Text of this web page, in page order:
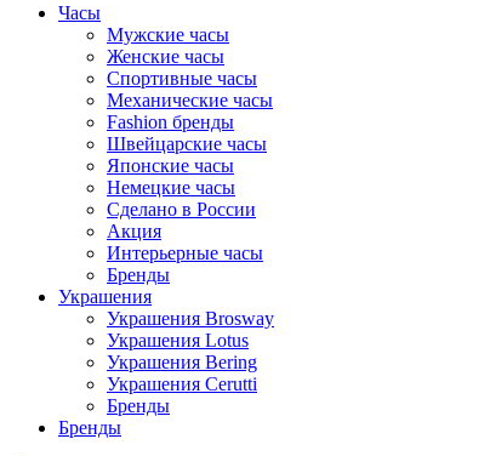
Часы
Мужские часы
Женские часы
Спортивные часы
Механические часы
Fashion бренды
Швейцарские часы
Японские часы
Немецкие часы
Сделано в России
Акция
Интерьерные часы
Бренды
Украшения
Украшения Brosway
Украшения Lotus
Украшения Bering
Украшения Cerutti
Бренды
Бренды